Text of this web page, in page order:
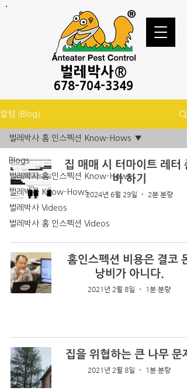
벌레 박사®
678-704-3349
칼럼 (Blog)
Blogs
벌레박사 홈 인스펙션 Know-Hows
벌레박사 Know-Hows
벌레박사 Videos
벌레박사 홈 인스펙션 Videos
벌레박사 홈 인스펙션 Know-Hows
집 매매 시 터마이트 레터
비 하기
2024년 6월 29일 2분 분량
홈인스펙션 비용은 결코 돈
낭비가 아니다.
2021년 2월 8일 1분 분량
집을 위협하는 큰 나무 문제
2021년 2월 8일 1분 분량